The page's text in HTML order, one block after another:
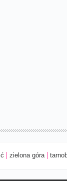
zielona góra